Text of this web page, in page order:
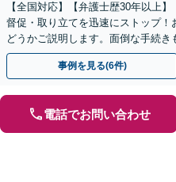
【全国対応】【弁護士歴30年以上
督促・取り立てを迅速にストップ
どうかご説明します。面倒な手続
まず、お気軽にご相談ください。【
事例を見る(6件)
電話でお問い合わせ